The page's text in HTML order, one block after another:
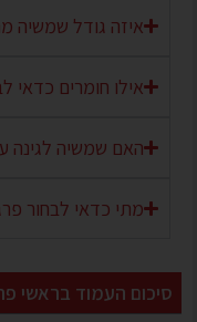
איזה גודל שמשיה
אילו חומרים כדאי
האם שמשיה לגינה
מתי כדאי לבחור
סיכום העמוד בראשי